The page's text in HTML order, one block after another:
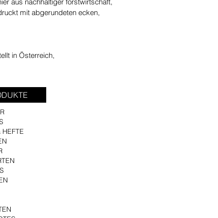
mit abgerundeten ecken,
in Österreich,
HEFTE